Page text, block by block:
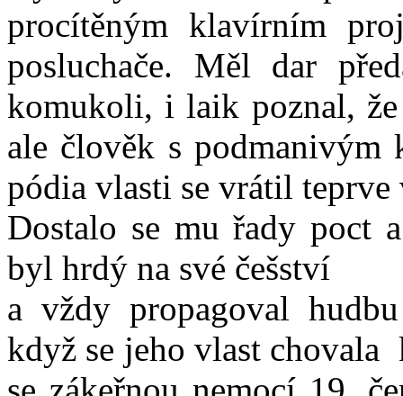
procítěným klavírním
posluchače. Měl dar
komukoli, i laik poznal,
ale člověk s podmanivým
pódia vlasti se vrátil teprve
Dostalo se mu řady poct
byl hrdý na své češství
a vždy propagoval
když se jeho vlast